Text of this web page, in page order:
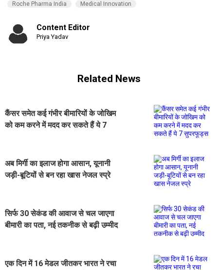
Roche Pharma India
Medical Innovation
Content Editor
Priya Yadav
Related News
कैंसर समेत कई गंभीर बीमारियों के जोखिम
को कम करने में मदद कर सकते हैं ये 7
अब मिर्गी का इलाज होगा आसान, यूनानी
जड़ी-बूटियों से बन रहा खास नेजल स्प्रे
सिर्फ 30 सेकंड की आवाज से चल जाएगा
बीमारी का पता, नई तकनीक से बढ़ी उम्मीद
एक दिन में 16 मेडल जीतकर भारत ने रचा